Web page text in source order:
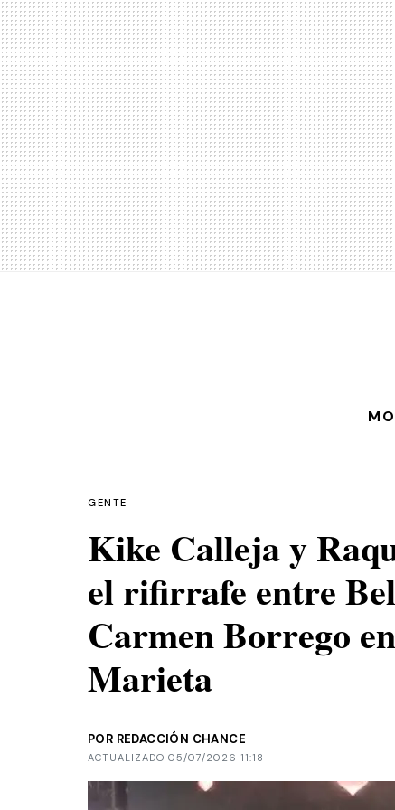
GENTE
Kike Calleja y
el rifirrafe entre
Carmen Borrego
Marieta
POR REDACCIÓN CHANCE
ACTUALIZADO 05/07/2026 11:18